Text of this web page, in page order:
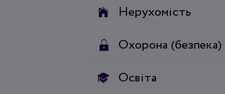
Нерухомість
Охорона (безпека)
Освіта